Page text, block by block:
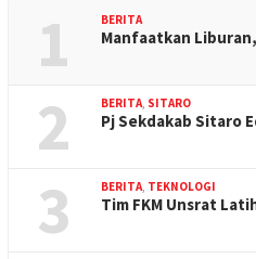
1 BERITA
Manfaatkan
2 BERITA SITARO
Pj Sekdakab Sitaro
3 BERITA TEKNOLOGI
Tim FKM Unsrat